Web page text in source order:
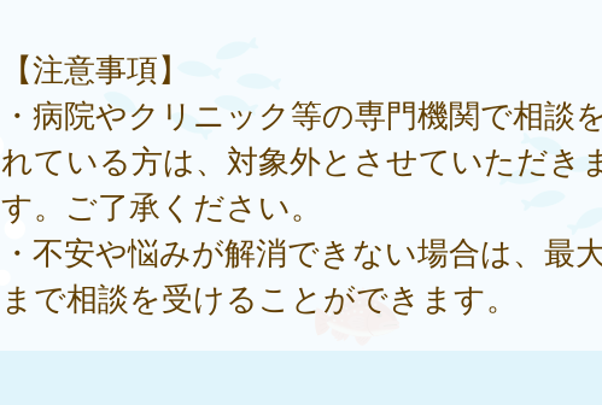
【注意事項】
・病院やクリニック等の専門機関で相談
れている方は、対象外とさせていただき
す。ご了承ください。
・不安や悩みが解消できない場合は、最
まで相談を受けることができます。